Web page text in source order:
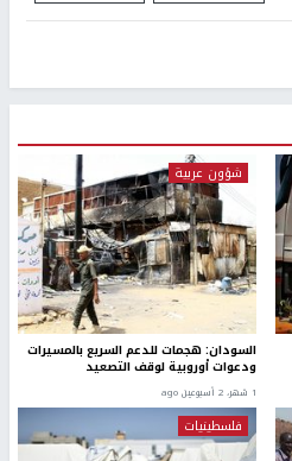
شؤون عربية
السودان: هجمات للدعم السريع بالمسيرات
ودعوات أوروبية لوقف التصعيد
1 شهر، 2 أسبوعين ago
فلسطينيات